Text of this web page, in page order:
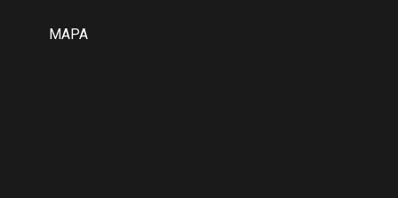
MAPA